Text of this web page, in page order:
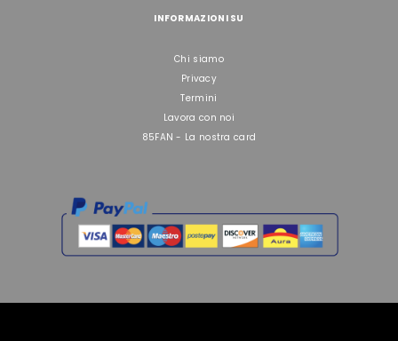
INFORMAZIONI SU
Chi siamo
Privacy
Termini
Lavora con noi
85FAN - La nostra card